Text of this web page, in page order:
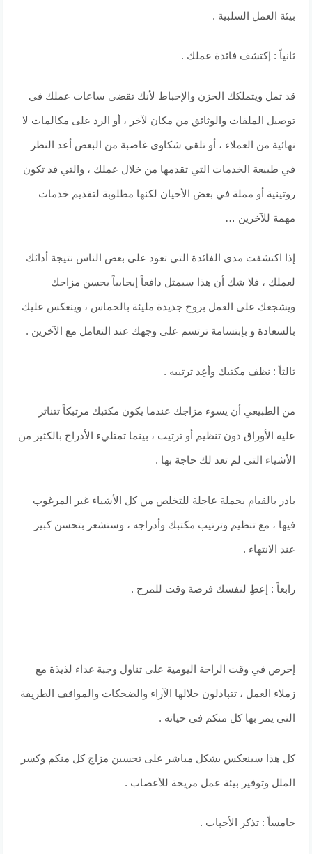
بيئة العمل السلبية .
ثانياً : إكتشف فائدة عملك .
قد تمل ويتملكك الحزن والإحباط لأنك تقضي ساعات عملك في
توصيل الملفات والوثائق من مكان لآخر ، أو الرد على مكالمات لا
نهائية من العملاء ، أو تلقي شكاوى غاضبة من البعض أعد النظر
في طبيعة الخدمات التي تقدمها من خلال عملك ، والتي قد تكون
روتينية أو مملة في بعض الأحيان لكنها مطلوبة لتقديم خدمات
مهمة للآخرين …
إذا اكتشفت مدى الفائدة التي تعود على بعض الناس نتيجة أدائك
لعملك ، فلا شك أن هذا سيمثل دافعاً إيجابياً يحسن مزاجك
ويشجعك على العمل بروح جديدة مليئة بالحماس ، وينعكس عليك
بالسعادة و بإبتسامة ترتسم على وجهك عند التعامل مع الآخرين .
ثالثاً : نظف مكتبك وأعِد ترتيبه .
من الطبيعي أن يسوء مزاجك عندما يكون مكتبك مرتبكاً تتناثر
عليه الأوراق دون تنظيم أو ترتيب ، بينما تمتليء الأدراج بالكثير من
الأشياء التي لم تعد لك حاجة بها .
بادر بالقيام بحملة عاجلة للتخلص من كل الأشياء غير المرغوب
فيها ، مع تنظيم وترتيب مكتبك وأدراجه ، وستشعر بتحسن كبير
عند الانتهاء .
رابعاً : إعطِ لنفسك فرصة وقت للمرح .
إحرص في وقت الراحة اليومية على تناول وجبة غداء لذيذة مع
زملاء العمل ، تتبادلون خلالها الآراء والضحكات والمواقف الطريفة
التي يمر بها كل منكم في حياته .
كل هذا سينعكس بشكل مباشر على تحسين مزاج كل منكم وكسر
الملل وتوفير بيئة عمل مريحة للأعصاب .
خامساً : تذكر الأحباب .